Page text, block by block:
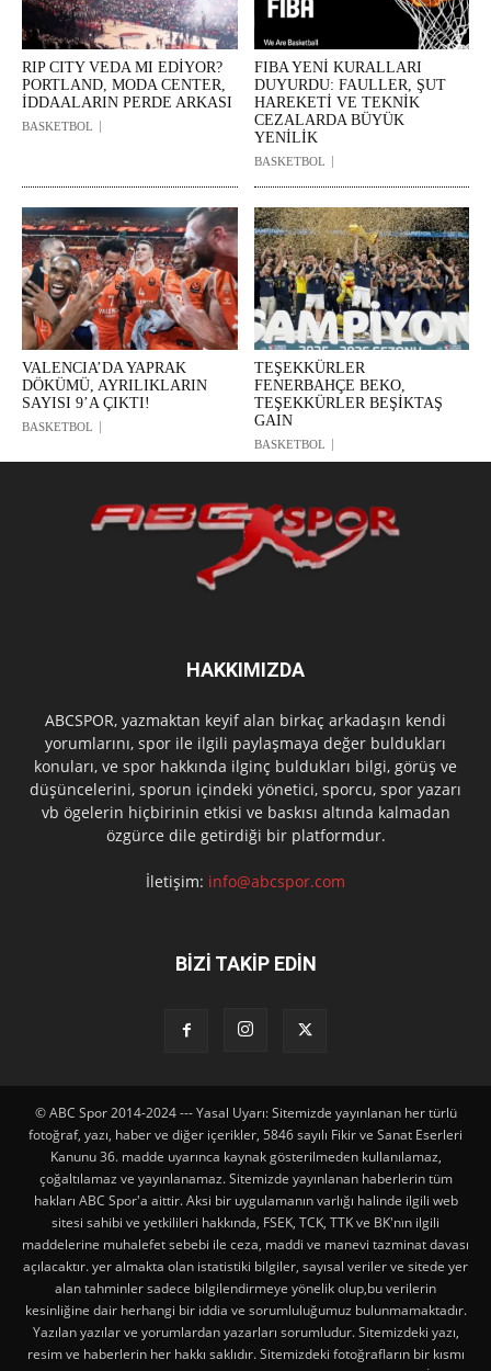
RIP CITY VEDA MI EDİYOR?
PORTLAND, MODA CENTER,
İDDAALARIN PERDE ARKASI
BASKETBOL
FIBA YENİ KURALLARI
DUYURDU: FAULLER, ŞUT
HAREKETİ VE TEKNİK
CEZALARDA BÜYÜK
YENİLİK
BASKETBOL
VALENCIA’DA YAPRAK
DÖKÜMÜ, AYRILIKLARIN
SAYISI 9’A ÇIKTI!
BASKETBOL
TEŞEKKÜRLER
FENERBAHÇE BEKO,
TEŞEKKÜRLER BEŞİKTAŞ
GAIN
BASKETBOL
HAKKIMIZDA
ABCSPOR, yazmaktan keyif alan birkaç arkadaşın kendi
yorumlarını, spor ile ilgili paylaşmaya değer buldukları
konuları, ve spor hakkında ilginç buldukları bilgi, görüş ve
düşüncelerini, sporun içindeki yönetici, sporcu, spor yazarı
vb ögelerin hiçbirinin etkisi ve baskısı altında kalmadan
özgürce dile getirdiği bir platformdur.
İletişim: info@abcspor.com
BİZİ TAKİP EDİN
© ABC Spor 2014-2024 --- Yasal Uyarı: Sitemizde yayınlanan her türlü
fotoğraf, yazı, haber ve diğer içerikler, 5846 sayılı Fikir ve Sanat Eserleri
Kanunu 36. madde uyarınca kaynak gösterilmeden kullanılamaz,
çoğaltılamaz ve yayınlanamaz. Sitemizde yayınlanan haberlerin tüm
hakları ABC Spor'a aittir. Aksi bir uygulamanın varlığı halinde ilgili web
sitesi sahibi ve yetkilileri hakkında, FSEK, TCK, TTK ve BK'nın ilgili
maddelerine muhalefet sebebi ile ceza, maddi ve manevi tazminat davası
açılacaktır. yer almakta olan istatistiki bilgiler, sayısal veriler ve sitede yer
alan tahminler sadece bilgilendirmeye yönelik olup,bu verilerin
kesinliğine dair herhangi bir iddia ve sorumluluğumuz bulunmamaktadır.
Yazılan yazılar ve yorumlardan yazarları sorumludur. Sitemizdeki yazı,
resim ve haberlerin her hakkı saklıdır. Sitemizdeki fotoğrafların bir kısmı